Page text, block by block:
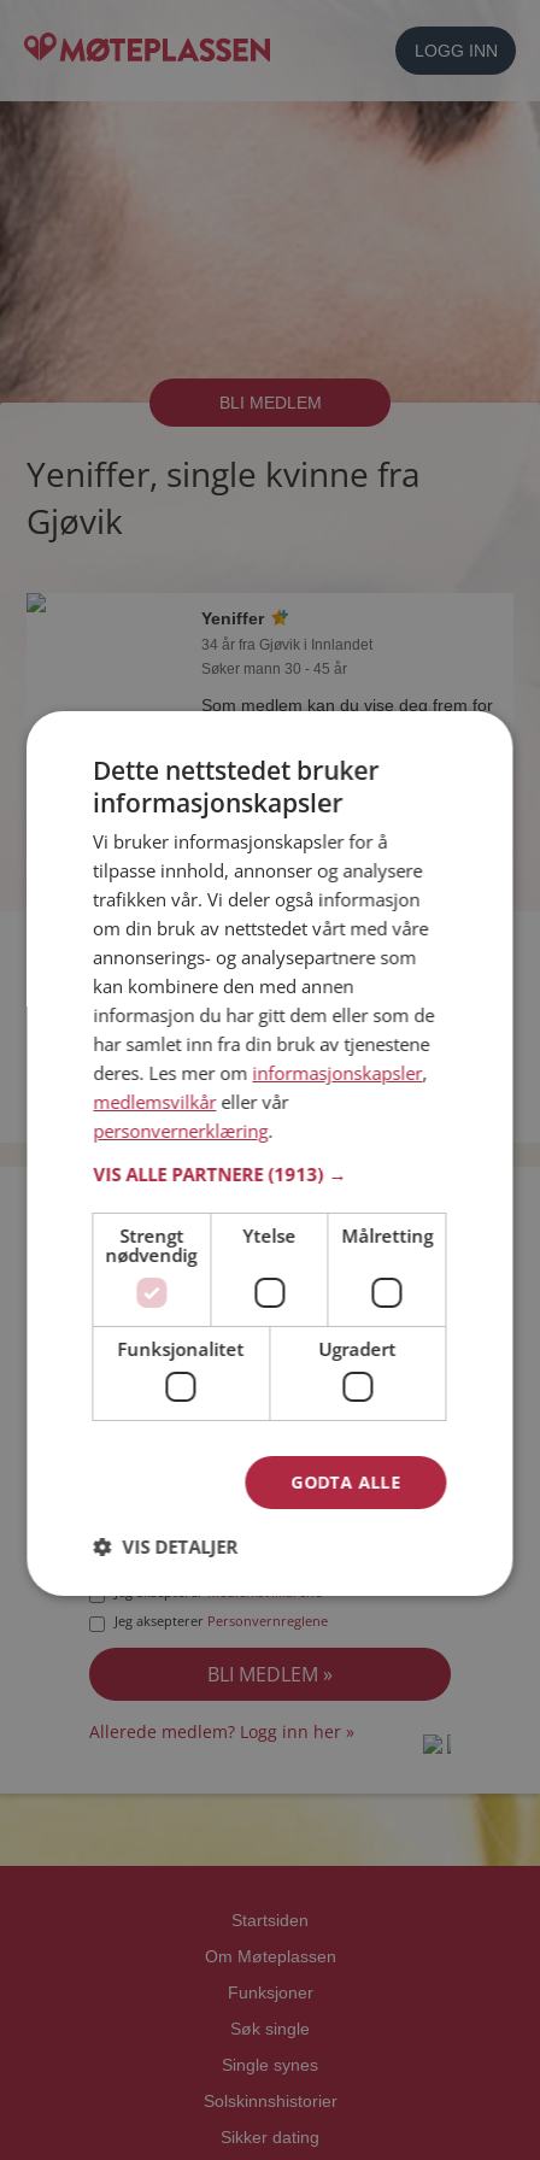
LOGG INN
BLI MEDLEM
Yeniffer, single kvinne fra
Gjøvik
Yeniffer
34 år fra Gjøvik i Innlandet
Søker mann 30 - 45 år
Som medlem kan du vise deg frem for
som synes du er interessant.
Fler single
Flere singlekvinner fra Gjøvik:Amayeta,Kristin,Sølvi
Menn fra Gjøvik
Date kvinner i Norge
Date menn i Norge
Bli medlem gratis!
Jeg er en: Mann Kvinne
Min alder:
Jeg akseptererMedlemsvilkårene
Jeg aksepterer Personvernreglene
Allerede medlem? Logg inn her »
Startsiden
Om Møteplassen
Funksjoner
Søk single
Single synes
Solskinnshistorier
Sikker dating
Dette nettstedet bruker
informasjonskapsler
Vi bruker informasjonskapsler for å
tilpasse innhold, annonser og analysere
trafikken vår. Vi deler også informasjon
om din bruk av nettstedet vårt med våre
annonserings- og analysepartnere som
kan kombinere den med annen
informasjon du har gitt dem eller som de
har samlet inn fra din bruk av tjenestene
deres. Les mer om informasjonskapsler,
medlemsvilkåreller vår
personvernerklæring.
VIS ALLE PARTNERE(1913) →
Strengt
nødvendig
Ytelse Målretting
Funksjonalitet Ugradert
GODTA ALLE
VIS DETALJER